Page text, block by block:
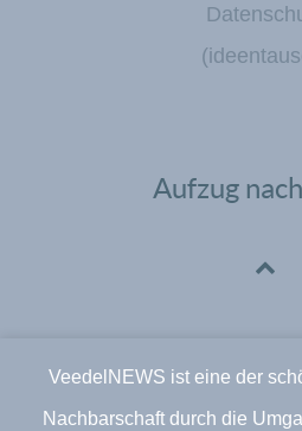
Aufzug
VeedelNEWS ist eine der
Nachbarschaft durch die